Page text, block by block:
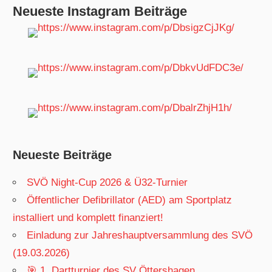
Neueste Instagram Beiträge
Neueste Beiträge
SVÖ Night-Cup 2026 & Ü32-Turnier
Öffentlicher Defibrillator (AED) am Sportplatz
installiert und komplett finanziert!
Einladung zur Jahreshauptversammlung des SVÖ
(19.03.2026)